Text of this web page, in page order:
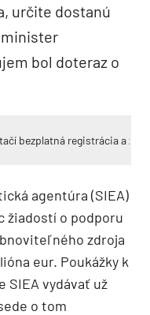
určite dostanú
bol doteraz o
bezplatná registrácia a
agentúra (SIEA)
žiadostí o podporu
zdroja
eur. Poukážky k
SIEA vydávať už
o tom